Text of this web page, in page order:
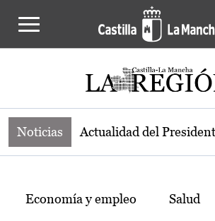
Noticias de la región
Noticias Actualidad del
Temas
Economía y empleo Salud